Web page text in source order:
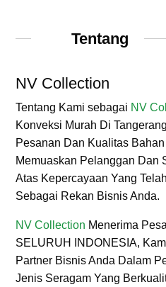
Tentang
NV Collection
Tentang Kami sebagai NV
Konveksi Murah Di
Pesanan Dan Kualitas
Memuaskan Pelanggan Dan
Atas Kepercayaan Yang
Sebagai Rekan Bisnis Anda.
NV Collection Menerima
SELURUH INDONESIA,
Partner Bisnis Anda Dalam
Jenis Seragam Yang